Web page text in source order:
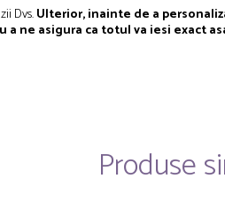
Dvs.Ulterior, inainte de a
ne asigura ca totul va iesi exact
Produse